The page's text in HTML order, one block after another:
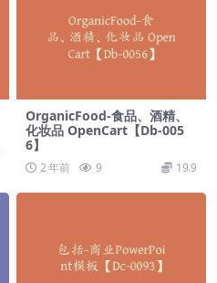
OrganicFood-食品、酒精、
化妆品 OpenCart【Db-005
6】
2 年前 9 19.9